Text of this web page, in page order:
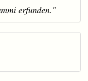
erfunden."